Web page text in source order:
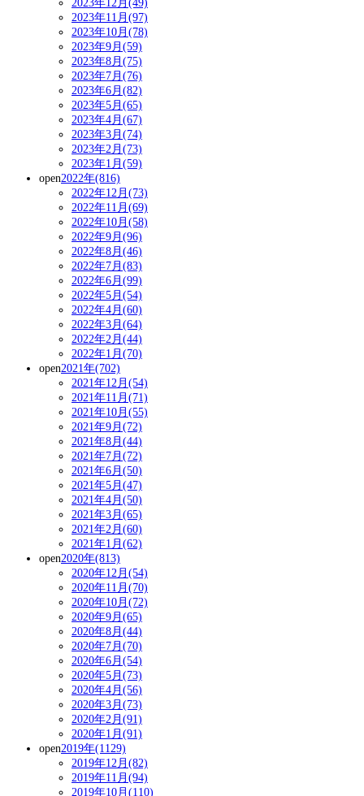
2023年12月(49)
2023年11月(97)
2023年10月(78)
2023年9月(59)
2023年8月(75)
2023年7月(76)
2023年6月(82)
2023年5月(65)
2023年4月(67)
2023年3月(74)
2023年2月(73)
2023年1月(59)
open2022年(816)
2022年12月(73)
2022年11月(69)
2022年10月(58)
2022年9月(96)
2022年8月(46)
2022年7月(83)
2022年6月(99)
2022年5月(54)
2022年4月(60)
2022年3月(64)
2022年2月(44)
2022年1月(70)
open2021年(702)
2021年12月(54)
2021年11月(71)
2021年10月(55)
2021年9月(72)
2021年8月(44)
2021年7月(72)
2021年6月(50)
2021年5月(47)
2021年4月(50)
2021年3月(65)
2021年2月(60)
2021年1月(62)
open2020年(813)
2020年12月(54)
2020年11月(70)
2020年10月(72)
2020年9月(65)
2020年8月(44)
2020年7月(70)
2020年6月(54)
2020年5月(73)
2020年4月(56)
2020年3月(73)
2020年2月(91)
2020年1月(91)
open2019年(1129)
2019年12月(82)
2019年11月(94)
2019年10月(110)